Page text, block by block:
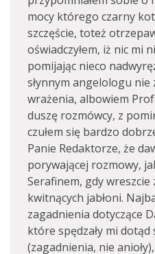
mocy którego czarny
szczęście, toteż
oświadczyłem, iż nic mi
pomijając nieco
słynnym angelologu nie
wrażenia, albowiem
duszę rozmówcy, z
czułem się bardzo
Panie Redaktorze, że
porywającej rozmowy,
Serafinem, gdy wreszcie
kwitnących jabłoni.
zagadnienia dotyczące
które spędzały mi
(zagadnienia, nie